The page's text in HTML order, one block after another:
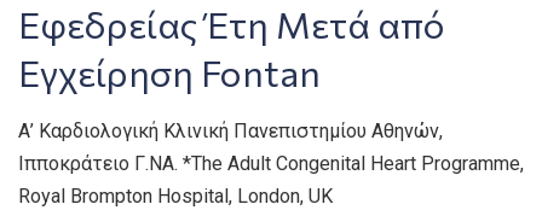
Εφεδρείας Έτη Μετά από
Εγχείρηση Fontan
Α’ Καρδιολογική Κλινική Πανεπιστημίου Αθηνών,
Ιπποκράτειο Γ.ΝΑ. *The Adult Congenital Heart Programme,
Royal Brompton Hospital, London, UK